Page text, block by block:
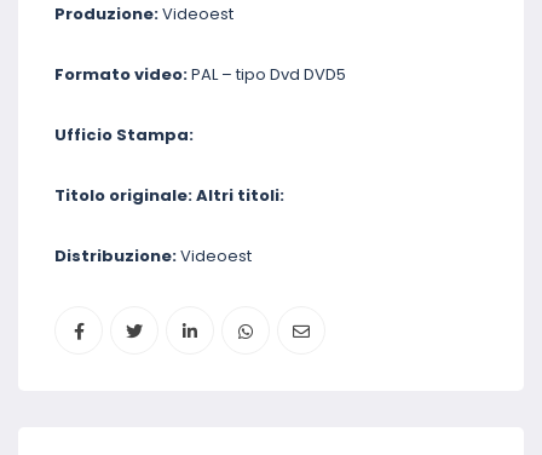
Produzione:Videoest
Formato video:PAL – tipo Dvd DVD5
Ufficio Stampa:
Titolo originale: Altri titoli:
Distribuzione:Videoest